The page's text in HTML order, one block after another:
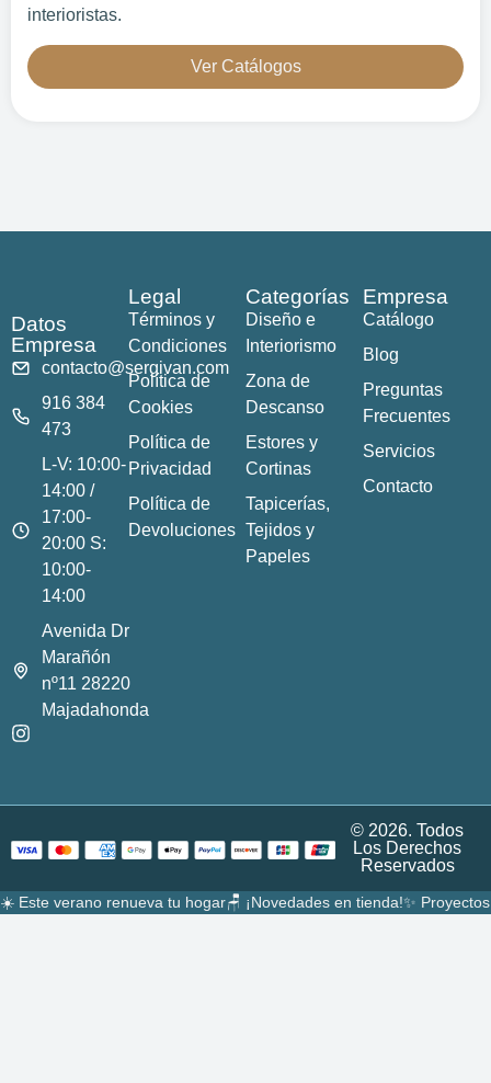
interioristas.
Ver Catálogos
Datos
Empresa
contacto@sergivan.com
916 384
473
L-V: 10:00-
14:00 /
17:00-
20:00 S:
10:00-
14:00
Avenida Dr
Marañón
nº11 28220
Majadahonda
Categorías
Diseño e
Interiorismo
Zona de
Descanso
Estores y
Cortinas
Tapicerías,
Tejidos y
Papeles
Empresa
Catálogo
Blog
Preguntas
Frecuentes
Servicios
Contacto
Legal
Términos y
Condiciones
Política de
Cookies
Política de
Privacidad
Política de
Devoluciones
© 2026. Todos
Los Derechos
Reservados
☀️ Este verano renueva tu hogar🪑 ¡Novedades en tienda!✨